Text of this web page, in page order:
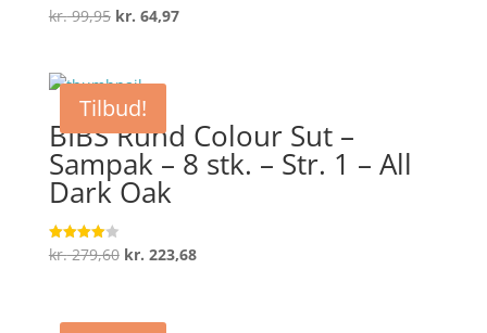
Vurderet
4.2
kr.99,95 Den
var:
kr. 99,95.
kr. 64,97Den
Tilbud!
BIBS Rund Colour Sut –
Sampak – 8 stk. – Str. 1 – All
Dark Oak
Vurderet
4
kr.279,60 Den
var:
kr. 223,68Den